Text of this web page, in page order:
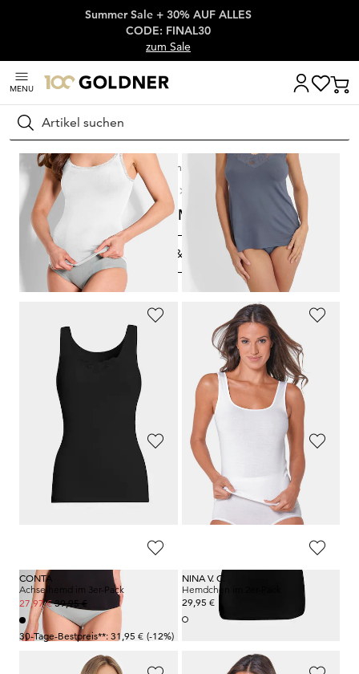
Überspringe Navigation, direkt zum Content
Summer Sale + 30% AUF ALLES
CODE: FINAL30
zum Sale
MENU
Suchen
Startseite
Wäsche & Bademode
Wäsche-Sets & Mehrfachpacks
Unterhemden Mehrfachpacks
Unterhemden Mehrfachpacks
Artikel
FILTERN & SORTIEREN
Trägerhemd im 2er-Pack
39,95 €
CONTA
Trägerhemd mit Spitze im 2er-Pack
47,97 €79,95 €
30-Tage-Bestpreis**: 55,97 €
Trägerhemd im 2er-Pack
27,97 €
CONTA
35,96 €44,95 €
CONTA
Achselhemd im 3er-Pack
27,97 €39,95 €
30-Tage-Bestpreis**: 31,95 € (-12%)
NINA V. C.
Hemdchen im 2er-Pack
29,95 €